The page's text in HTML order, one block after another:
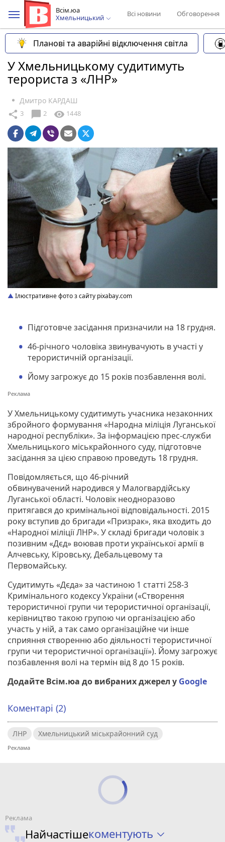
Всім.юа
Хмельницький
Всі новини Обговорення
Планові та аварійні відключення світла
У Хмельницькому судитимуть
терориста з «ЛНР»
Дмитро КАРДАШ
share 3 chat_bubble 2 visibility 1448
Ілюстративне фото з сайту pixabay.com
Підготовче засідання призначили на 18 грудня.
46-річного чоловіка звинувачують в участі у
терористичній організації.
Йому загрожує до 15 років позбавлення волі.
У Хмельницькому судитимуть учасника незаконних
збройного формування «Народна міліція Луганської
народної республіки». За інформацією прес-служби
Хмельницького міськрайонного суду, підготовче
засідання за цією справою проведуть 18 грудня.
Повідомляється, що 46-річний
обвинувачений народився у Малогвардійську
Луганської області. Чоловік неодноразово
притягався до кримінальної відповідальності. 2015
року вступив до бригади «Призрак», яка входить до
«Народної міліції ЛНР». У складі бригади чоловік з
позивним «Дєд» воював проти української армії в
Алчевську, Кіровську, Дебальцевому та
Первомайську.
Судитимуть «Дєда» за частиною 1 статті 258-3
Кримінального кодексу України («Створення
терористичної групи чи терористичної організації,
керівництво такою групою чи організацією або
участь у ній, а так само організаційне чи інше
сприяння створенню або діяльності терористичної
групи чи терористичної організації»). Йому загрожує
позбавлення волі на термін від 8 до 15 років.
Додайте Всім.юа до вибраних джерел у Google
Коментарі (2)
ЛНР Хмельницький міськрайонний суд
Найчастішекоментують